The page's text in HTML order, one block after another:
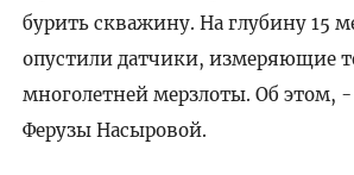
бурить скважину. На глубину 15
опустили датчики, измеряющие
многолетней мерзлоты. Об этом,
Ферузы Насыровой.